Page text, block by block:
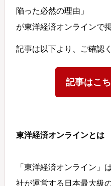
陥った必然の理由」
が東洋経済オンラインで
記事は以下より、ご確認
記事はこ
東洋経済オンラインとは
「東洋経済オンライン」
社が運営する日本最大級